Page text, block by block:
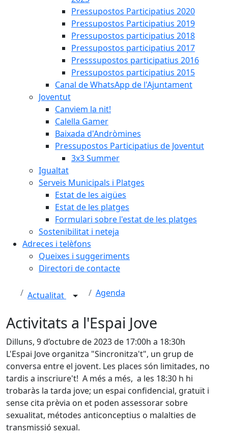
Pressupostos Participatius 2020
Pressupostos Participatius 2019
Pressupostos participatius 2018
Pressupostos participatius 2017
Presssupostos participatius 2016
Pressupostos participatius 2015
Canal de WhatsApp de l'Ajuntament
Joventut
Canviem la nit!
Calella Gamer
Baixada d'Andròmines
Pressupostos Participatius de Joventut
3x3 Summer
Igualtat
Serveis Municipals i Platges
Estat de les aigües
Estat de les platges
Formulari sobre l'estat de les platges
Sostenibilitat i neteja
Adreces i telèfons
Queixes i suggeriments
Directori de contacte
Actualitat Agenda
Activitats a l'Espai Jove
Dilluns, 9 d’octubre de 2023 de 17:00h a 18:30h
L'Espai Jove organitza "Sincronitza't", un grup de
conversa entre el jovent. Les places són limitades, no
tardis a inscriure't! A més a més, a les 18:30 h hi
trobaràs la tarda jove; un espai confidencial, gratuït i
sense cita prèvia on et poden assessorar sobre
sexualitat, métodes anticonceptius o malalties de
transmissió sexual.